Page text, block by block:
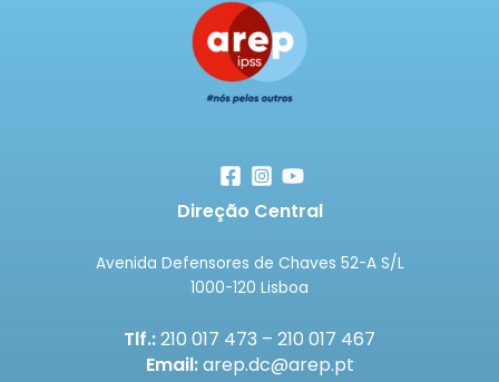
Direção Central
Avenida Defensores de Chaves 52-A S/L
1000-120 Lisboa
Tlf.:210 017 473 – 210 017 467
Email:arep.dc@arep.pt